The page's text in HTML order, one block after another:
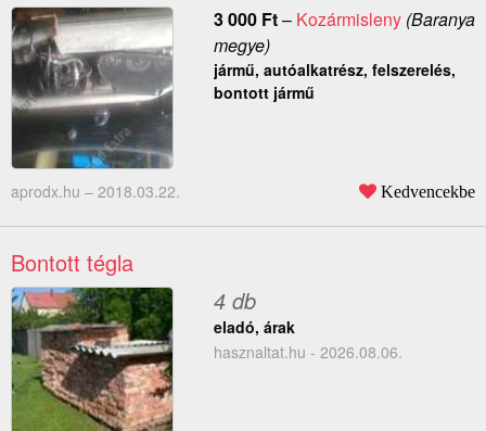
3 000 Ft– Kozármisleny(Baranya
megye)
jármű, autóalkatrész, felszerelés,
bontott jármű
aprodx.hu – 2018.03.22. Kedvencekbe
Bontott tégla
4 db
eladó, árak
hasznaltat.hu - 2026.08.06.